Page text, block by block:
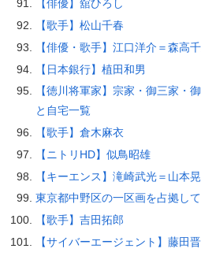
【俳優】舘ひろし
【歌手】松山千春
【俳優・歌手】江口洋介＝森高
【日本銀行】植田和男
【徳川将軍家】宗家・御三家・
と自宅一覧
【歌手】倉木麻衣
【ニトリHD】似鳥昭雄
【キーエンス】滝崎武光＝山本
東京都中野区の一区画を占拠し
【歌手】吉田拓郎
【サイバーエージェント】藤田晋